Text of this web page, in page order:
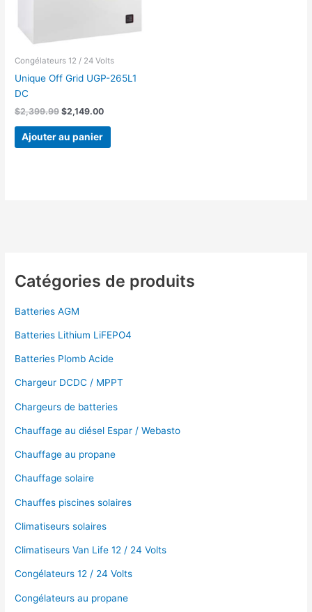
Catégories de produits
Batteries AGM
Batteries Lithium LiFEPO4
Batteries Plomb Acide
Chargeur DCDC / MPPT
Chargeurs de batteries
Chauffage au diésel Espar / Webasto
Chauffage au propane
Chauffage solaire
Chauffes piscines solaires
Climatiseurs solaires
Climatiseurs Van Life 12 / 24 Volts
Congélateurs 12 / 24 Volts
Congélateurs au propane
Congélateurs 12 / 24 Volts
Unique Off Grid UGP-265L1
DC
$2,399.99 Le
initial
était :
$2,149.00Le
Ajouter au panier